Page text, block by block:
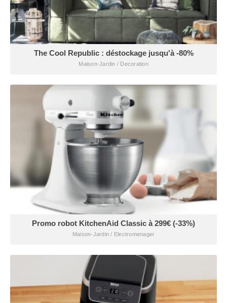
The Cool Republic : déstockage jusqu'à -80%
Maison-Jardin / Decoration
Promo robot KitchenAid Classic à 299€ (-33%)
Maison-Jardin / Electromenager